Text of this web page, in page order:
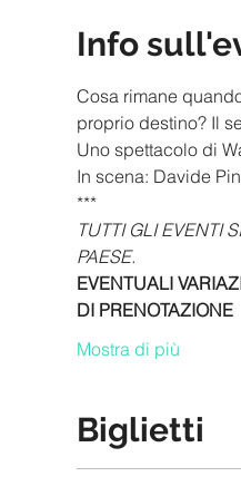
Info
Cosa rimane
proprio destino? Il
Uno spettacolo di
In scena: Davide
***
TUTTI GLI EVENTI
PAESE.
EVENTUALI
DI PRENOTAZIONE
Mostra di più
Biglietti